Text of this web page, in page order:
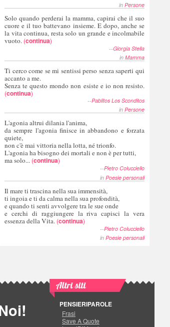
in Persone
Solo quando perderai la mamma, capirai che il suo
cuore e il tuo battevano insieme. E dopo, anche se
la vita continua, resta solo un grande e incolmabile
vuoto. (continua)
--Giorgia Stella
in Mamma
Ti cerco come se mi sentissi perso senza saperti qui
accanto a me.
Senza te questo mondo non esiste e io non resisto.
(continua)
--Pablitos Los Sconditos
in Persone
L'agonia altrui dilania l'anima,
da sempre l'agonia finisce in abbandono e forzata
quiete,
non c'è mai vittoria nella lotta, né trionfo.
L'agonia ha bisogno dei mortali e non è per tutti,
ma solo... (continua)
--Pietro Colucciello
in Poesie personali
Il mare ti trascina nella sua immensità,
ti ingoia e ti da calma nella sua profondità,
e quando ti senti avvolgere tra le sue onde
e cerchi di raggiungere la riva capisci la vera
essenza della Vita. (continua)
--Pietro Colucciello
in Poesie personali
Altri siti
PENSIERIPAROLE
Frasi
Save A Quote